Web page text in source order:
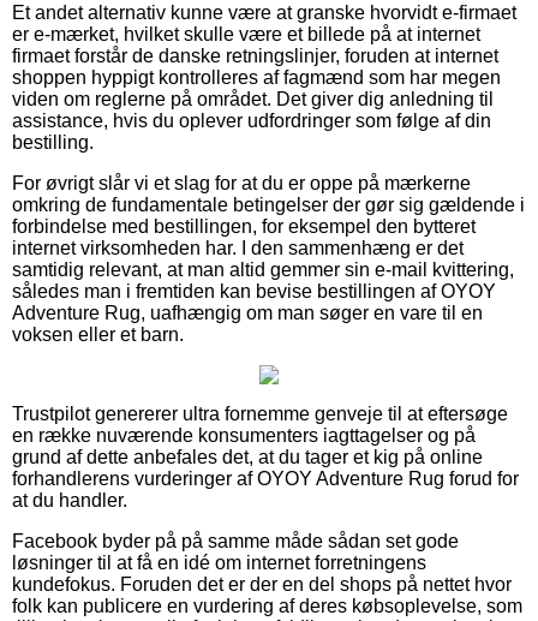
Et andet alternativ kunne være at granske hvorvidt e-firmaet
er e-mærket, hvilket skulle være et billede på at internet
firmaet forstår de danske retningslinjer, foruden at internet
shoppen hyppigt kontrolleres af fagmænd som har megen
viden om reglerne på området. Det giver dig anledning til
assistance, hvis du oplever udfordringer som følge af din
bestilling.
For øvrigt slår vi et slag for at du er oppe på mærkerne
omkring de fundamentale betingelser der gør sig gældende i
forbindelse med bestillingen, for eksempel den bytteret
internet virksomheden har. I den sammenhæng er det
samtidig relevant, at man altid gemmer sin e-mail kvittering,
således man i fremtiden kan bevise bestillingen af OYOY
Adventure Rug, uafhængig om man søger en vare til en
voksen eller et barn.
Trustpilot genererer ultra fornemme genveje til at eftersøge
en række nuværende konsumenters iagttagelser og på
grund af dette anbefales det, at du tager et kig på online
forhandlerens vurderinger af OYOY Adventure Rug forud for
at du handler.
Facebook byder på på samme måde sådan set gode
løsninger til at få en idé om internet forretningens
kundefokus. Foruden det er der en del shops på nettet hvor
folk kan publicere en vurdering af deres købsoplevelse, som